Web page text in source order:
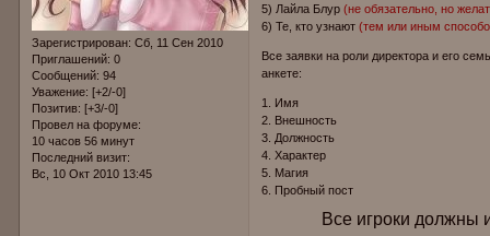
Зарегистрирован: Сб, 11 Сен 2010
Приглашений: 0
Сообщений: 94
Уважение: [+2/-0]
Позитив: [+3/-0]
Провел на форуме:
10 часов 56 минут
Последний визит:
Вс, 10 Окт 2010 13:45
5) Лайла Блур(не обязательно, но
6) Те, кто узнают(тем или иным
Все заявки на роли директора и его
анкете:
1. Имя
2. Внешность
3. Должность
4. Характер
5. Магия
6. Пробный пост
Все игроки должны